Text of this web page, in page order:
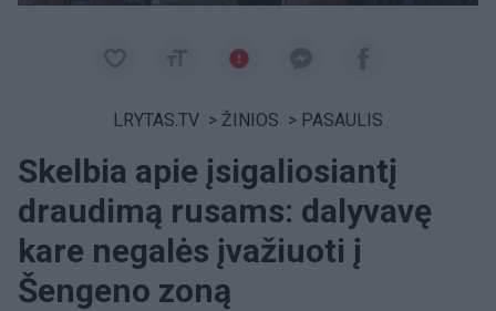
LRYTAS.TV > ŽINIOS > PASAULIS
Skelbia apie įsigaliosiantį
draudimą rusams: dalyvavę
kare negalės įvažiuoti į
Šengeno zoną